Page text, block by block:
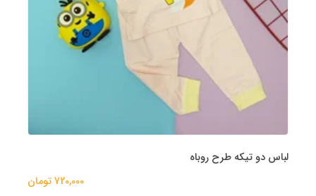
لباس دو تیکه طرح روباه
720,000 تومان